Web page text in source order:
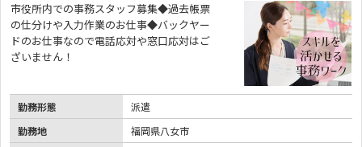
市役所内での事務スタッフ募集◆過去帳票
の仕分けや入力作業のお仕事◆バックヤー
ドのお仕事なので電話応対や窓口応対はご
ざいません！
勤務形態
派遣
勤務地
福岡県八女市